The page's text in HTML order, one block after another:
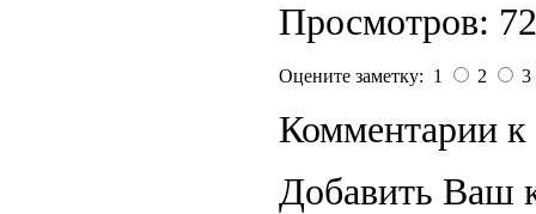
Просмотров:
Оцените заметку: 1 2 3
Комментарии к
Добавить Ваш